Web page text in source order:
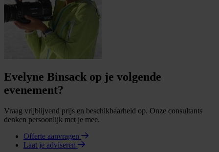
Evelyne Binsack op je volgende
evenement?
Vraag vrijblijvend prijs en beschikbaarheid op. Onze consultants
denken persoonlijk met je mee.
Offerte aanvragen
Laat je adviseren